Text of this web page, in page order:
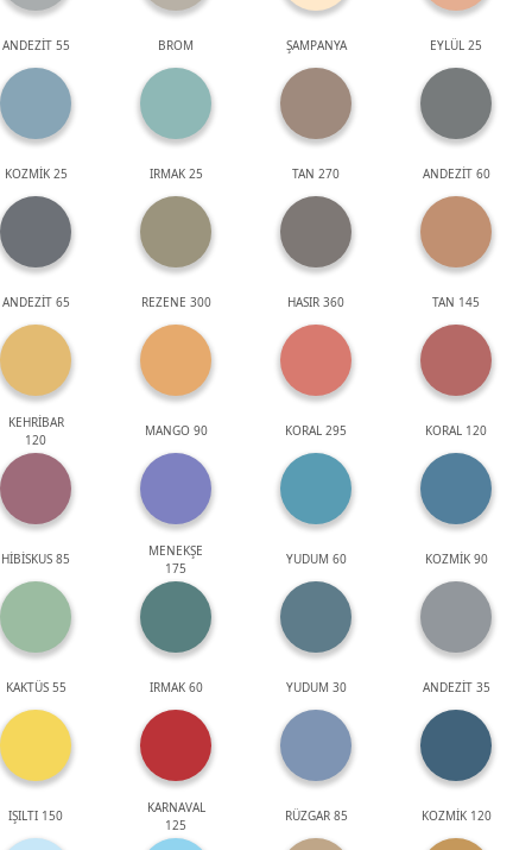
ANDEZİT 55 BROM ŞAMPANYA EYLÜL 25
KOZMİK 25 IRMAK 25 TAN 270 ANDEZİT 60
ANDEZİT 65 REZENE 300 HASIR 360 TAN 145
KEHRİBAR
120
MANGO 90 KORAL 295 KORAL 120
HİBİSKUS 85
MENEKŞE
175
YUDUM 60 KOZMİK 90
KAKTÜS 55 IRMAK 60 YUDUM 30 ANDEZİT 35
IŞILTI 150
KARNAVAL
125
RÜZGAR 85 KOZMİK 120